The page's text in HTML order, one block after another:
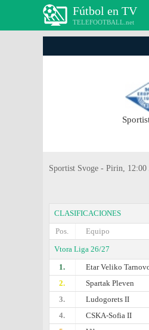
Fútbol en TV
TELEFOOTBALL.net
Sportist Svoge - Pirin, 12:00
CLASIFICACIONES
Pos.
Equipo
Vtora Liga 26/27
1.
Etar Veliko
2.
Spartak Pleven
3.
Ludogorets II
4.
CSKA-Sofiа II